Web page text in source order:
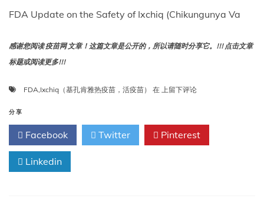
FDA Update on the Safety of Ixchiq (Chikungunya Va
感谢您阅读 疫苗网 文章！这篇文章是公开的，所以请随时分享它。!!! 点击文章
标题或阅读更多!!!
FDA,Ixchiq（基孔肯雅热疫苗，活疫苗） 在 FDA
Ixchiq（基
孔
肯
上留下评论
分享
Facebook Twitter Pinterest
Linkedin